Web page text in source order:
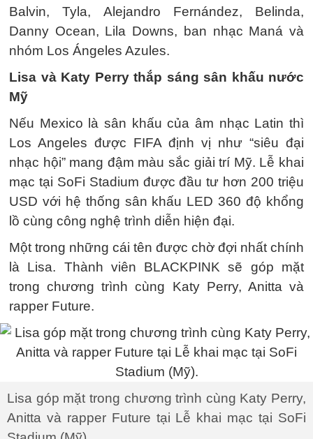
Balvin, Tyla, Alejandro Fernández, Belinda,
Danny Ocean, Lila Downs, ban nhạc Maná và
nhóm Los Ángeles Azules.
Lisa và Katy Perry thắp sáng sân khấu nước
Mỹ
Nếu Mexico là sân khấu của âm nhạc Latin thì
Los Angeles được FIFA định vị như “siêu đại
nhạc hội” mang đậm màu sắc giải trí Mỹ. Lễ khai
mạc tại SoFi Stadium được đầu tư hơn 200 triệu
USD với hệ thống sân khấu LED 360 độ khổng
lồ cùng công nghệ trình diễn hiện đại.
Một trong những cái tên được chờ đợi nhất chính
là Lisa. Thành viên BLACKPINK sẽ góp mặt
trong chương trình cùng Katy Perry, Anitta và
rapper Future.
Lisa góp mặt trong chương trình cùng Katy Perry,
Anitta và rapper Future tại Lễ khai mạc tại SoFi